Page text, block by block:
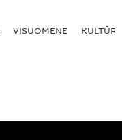
VISUOMENĖ KULTŪRA